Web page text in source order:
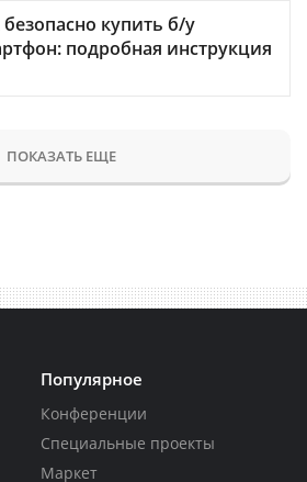
безопасно купить б/у
подробная инструкция
ПОКАЗАТЬ ЕЩЕ
Популярное
Конференции
Специальные проекты
Маркет